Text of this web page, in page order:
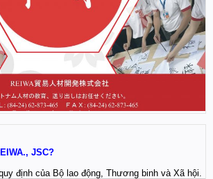
JSC?
định của Bộ lao động, Thương binh và Xã hội.